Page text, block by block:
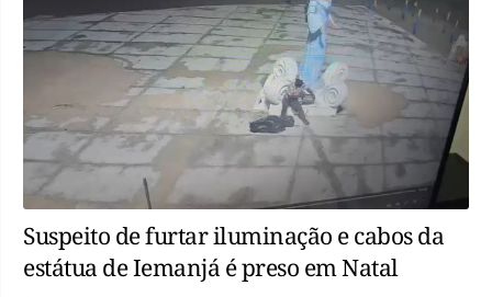
Suspeito de furtar iluminação e cabos da
estátua de Iemanjá é preso em Natal